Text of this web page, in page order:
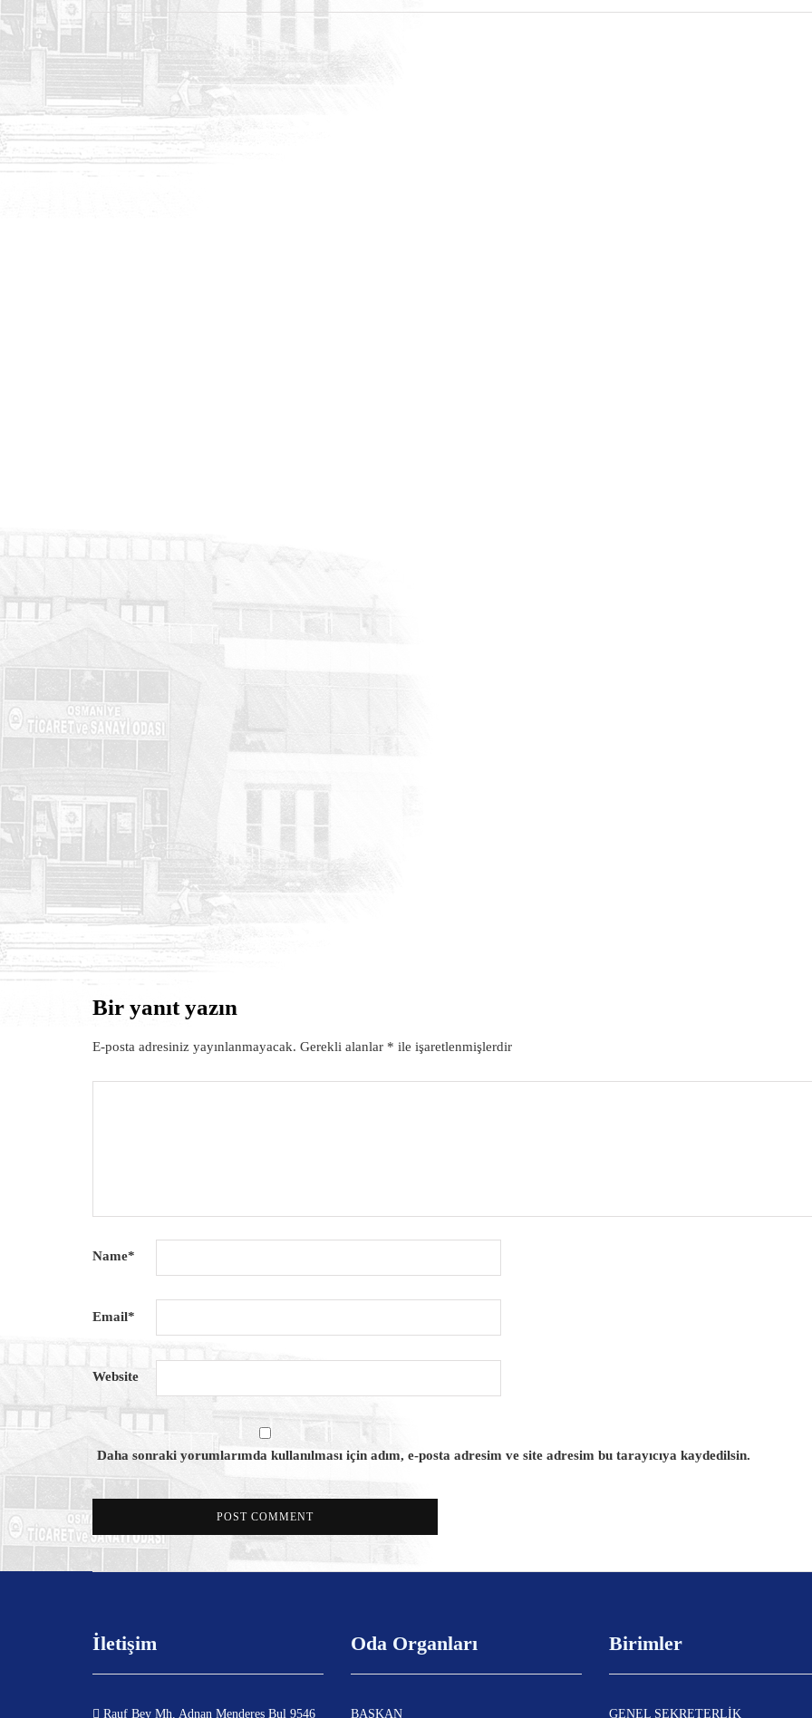
HABERLER
Bir yanıt yazın
E-posta adresiniz yayınlanmayacak. Gerekli alanlar * ile işaretlenmişlerdir
Name*
Email*
Website
Daha sonraki yorumlarımda kullanılması için adım, e-posta adresim ve site adresim bu tarayıcıya kaydedilsin.
İletişim
Rauf Bey Mh. Adnan Menderes Bul 9546
Oda Organları
BAŞKAN
Birimler
GENEL SEKRETERLİK